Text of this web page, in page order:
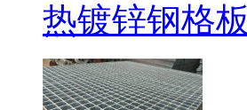
热镀锌钢格板